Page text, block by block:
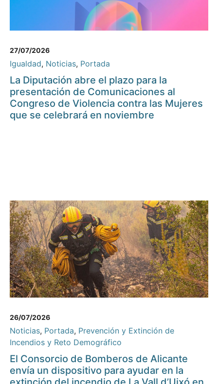
27/07/2026
Igualdad, Noticias, Portada
La Diputación abre el plazo para la
presentación de Comunicaciones al
Congreso de Violencia contra las Mujeres
que se celebrará en noviembre
26/07/2026
Noticias, Portada, Prevención y Extinción de
Incendios y Reto Demográfico
El Consorcio de Bomberos de Alicante
envía un dispositivo para ayudar en la